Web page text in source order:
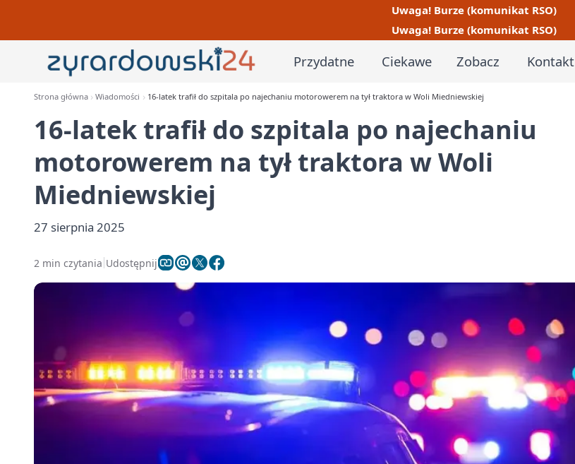
Uwaga! Burze (komunikat RSO)
Uwaga! Burze (komunikat RSO)
Przydatne Ciekawe Zobacz Kontakt
Strona główna Wiadomości 16-latek trafił do szpitala po najechaniu motorowerem na tył traktora w Woli Miedniewskiej
16-latek trafił do szpitala po najechaniu
motorowerem na tył traktora w Woli
Miedniewskiej
27 sierpnia 2025
2 min czytania Udostępnij